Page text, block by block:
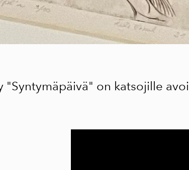
on katsojille